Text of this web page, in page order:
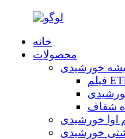
خانه
محصولات
خورشیدی
شفاف
اوا خورشیدی
خورشیدی